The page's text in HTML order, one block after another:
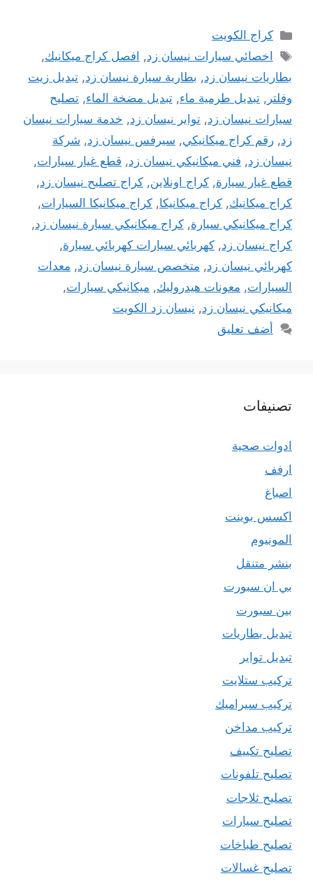
التصنيفات
كراج الكويت
الوسوم
اخصائي سيارات نيسان زد, افصل كراج ميكانيك,
بطاريات نيسان زد, بطارية سيارة نيسان زد, تبديل زيت
وفلتر , تبديل طرمية ماء, تبديل مضخة الماء, تصليح
سيارات نيسان زد, تواير نيسان زد, خدمة سيارات نيسان
زد, رقم كراج ميكانيكي, سيرفس نيسان زد, شركة
نيسان زد, فني ميكانيكي نيسان زد, قطع غيار سيارات,
قطع غيار سيارة, كراج اونلاين, كراج تصليح نيسان زد,
كراج ميكانيك, كراج ميكانيكا, كراج ميكانيكا السيارات,
كراج ميكانيكي سيارة, كراج ميكانيكي سيارة نيسان زد,
كراج نيسان زد, كهربائي سيارات كهربائي سيارة,
كهربائي نيسان زد, متخصص سيارة نيسان زد, معدات
السيارات, معونات هيدروليك, ميكانيكي سيارات,
ميكانيكي نيسان زد, نيسان زد الكويت
أضف تعليق
تصنيفات
ادوات صحية
ارفف
اصباغ
اكسس بوينت
المونيوم
بنشر متنقل
بي ان سبورت
بين سبورت
تبديل بطاريات
تبديل تواير
تركيب ستلايت
تركيب سيراميك
تركيب مداخن
تصليح تكييف
تصليح تلفونات
تصليح ثلاجات
تصليح سيارات
تصليح طباخات
تصليح غسالات